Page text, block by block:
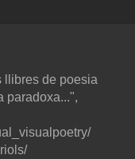
llibres de poesia
paradoxa...",